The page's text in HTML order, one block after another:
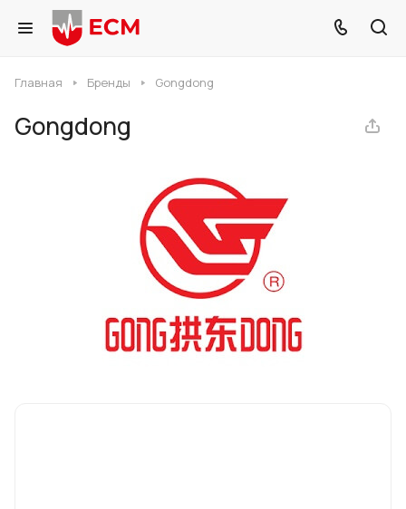
Главная Бренды Gongdong
Gongdong